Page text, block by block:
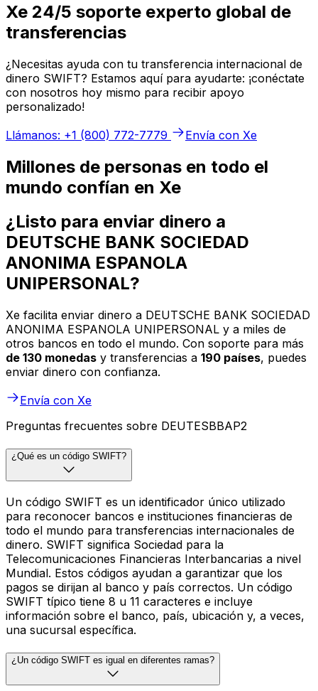
Xe 24/5 soporte experto global de
transferencias
¿Necesitas ayuda con tu transferencia internacional de
dinero SWIFT? Estamos aquí para ayudarte: ¡conéctate
con nosotros hoy mismo para recibir apoyo
personalizado!
Llámanos: +1 (800) 772-7779
Envía con Xe
Millones de personas en todo el
mundo confían en Xe
¿Listo para enviar dinero a
DEUTSCHE BANK SOCIEDAD
ANONIMA ESPANOLA
UNIPERSONAL?
Xe facilita enviar dinero a DEUTSCHE BANK SOCIEDAD
ANONIMA ESPANOLA UNIPERSONAL y a miles de
otros bancos en todo el mundo. Con soporte para más
de 130 monedas y transferencias a 190 países, puedes
enviar dinero con confianza.
Envía con Xe
Preguntas frecuentes sobre DEUTESBBAP2
¿Qué es un código SWIFT?
Un código SWIFT es un identificador único utilizado
para reconocer bancos e instituciones financieras de
todo el mundo para transferencias internacionales de
dinero. SWIFT significa Sociedad para la
Telecomunicaciones Financieras Interbancarias a nivel
Mundial. Estos códigos ayudan a garantizar que los
pagos se dirijan al banco y país correctos. Un código
SWIFT típico tiene 8 u 11 caracteres e incluye
información sobre el banco, país, ubicación y, a veces,
una sucursal específica.
¿Un código SWIFT es igual en diferentes ramas?